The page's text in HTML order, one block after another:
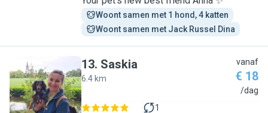
Woont samen met 1 hond, 4 katten
Woont samen met Jack Russel Dina
S
13. Saskia
6.4 km
vanaf
€ 18
/dag
1